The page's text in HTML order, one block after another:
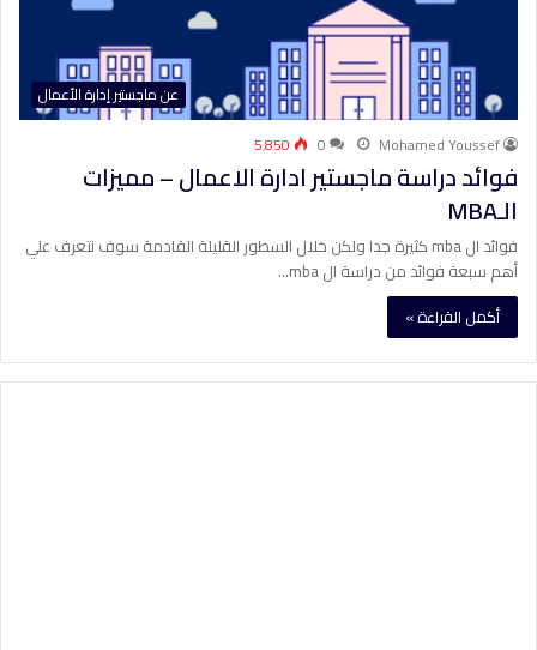
عن ماجستير إدارة الأعمال
Mohamed Youssef
0 5٬850
فوائد دراسة ماجستير ادارة الاعمال – مميزات
الـMBA
فوائد ال mba كثيرة جدا ولكن خلال السطور القليلة القادمة سوف نتعرف علي
أهم سبعة فوائد من دراسة ال mba…
أكمل القراءة »